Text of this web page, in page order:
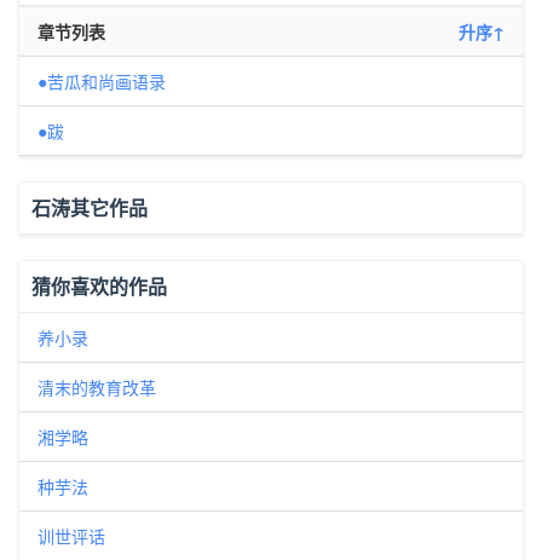
章节列表 升序↑
●苦瓜和尚画语录
●跋
石涛其它作品
猜你喜欢的作品
养小录
清末的教育改革
湘学略
种芋法
训世评话